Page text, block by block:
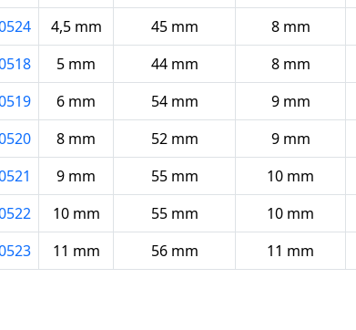
4,5 mm 45 mm 8 mm
5 mm 44 mm 8 mm
6 mm 54 mm 9 mm
8 mm 52 mm 9 mm
9 mm 55 mm 10 mm
10 mm 55 mm 10 mm
11 mm 56 mm 11 mm